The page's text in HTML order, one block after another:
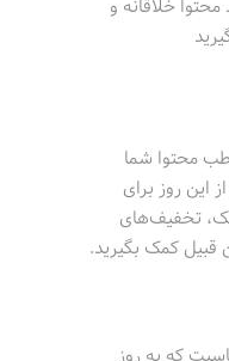
خلاقانه و
محتوا شما
این روز برای
تخفیف‌های
قبیل کمک بگیرید.